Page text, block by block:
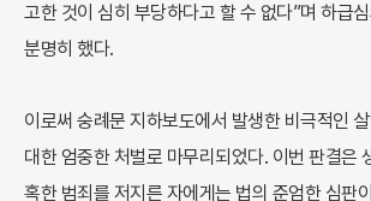
고한 것이 심히 부당하다고 할 수 없다”며 하급
분명히 했다.
이로써 숭례문 지하보도에서 발생한 비극적인
대한 엄중한 처벌로 마무리되었다. 이번 판결은
혹한 범죄를 저지른 자에게는 법의 준엄한 심판